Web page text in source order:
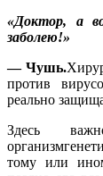
«Доктор, а
заболею!»
— Чушь.
против
реально
Здесь
тому или